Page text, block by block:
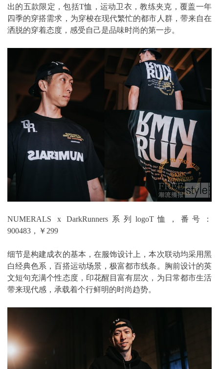
出的五款限定，包括T恤，运动卫衣，教练夹克，覆盖一年
四季的穿搭需求，为穿梭在现代繁忙的都市人群，带来自在
洒脱的穿着态度，感受自己是品味时尚的第一步。
NUMERALS x DarkRunners系列logoT恤，番号：
900483，￥299
细节是构建成衣的基本，在服饰设计上，本次联动均采用黑
白经典色系，百搭运动场景，极富都市线条。胸前设计的英
文短句充满个性态度，印花醒目富有层次，为日常都市生活
带来现代感，承载着个行鲜明的时尚趋势。